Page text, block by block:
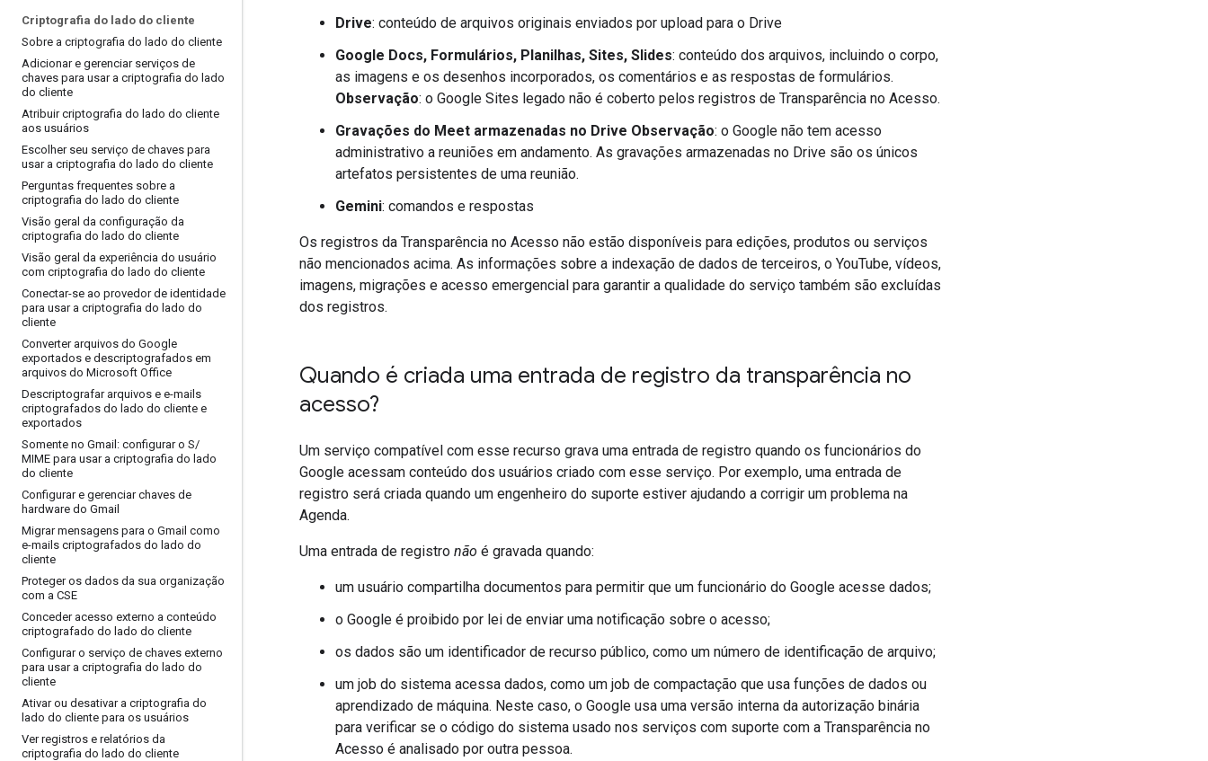
Criptografia do lado do cliente
Sobre a criptografia do lado do cliente
Adicionar e gerenciar serviços de
chaves para usar a criptografia do lado
do cliente
Atribuir criptografia do lado do cliente
aos usuários
Escolher seu serviço de chaves para
usar a criptografia do lado do cliente
Perguntas frequentes sobre a
criptografia do lado do cliente
Visão geral da configuração da
criptografia do lado do cliente
Visão geral da experiência do usuário
com criptografia do lado do cliente
Conectar-se ao provedor de identidade
para usar a criptografia do lado do
cliente
Converter arquivos do Google
exportados e descriptografados em
arquivos do Microsoft Office
Descriptografar arquivos e e-mails
criptografados do lado do cliente e
exportados
Somente no Gmail: configurar o S/
MIME para usar a criptografia do lado
do cliente
Configurar e gerenciar chaves de
hardware do Gmail
Migrar mensagens para o Gmail como
e-mails criptografados do lado do
cliente
Proteger os dados da sua organização
com a CSE
Conceder acesso externo a conteúdo
criptografado do lado do cliente
Configurar o serviço de chaves externo
para usar a criptografia do lado do
cliente
Ativar ou desativar a criptografia do
lado do cliente para os usuários
Ver registros e relatórios da
criptografia do lado do cliente
Drive: conteúdo de arquivos originais enviados por upload para o Drive
Google Docs, Formulários, Planilhas, Sites, Slides: conteúdo dos arquivos, incluindo o corpo,
as imagens e os desenhos incorporados, os comentários e as respostas de formulários.
Observação: o Google Sites legado não é coberto pelos registros de Transparência no Acesso.
Gravações do Meet armazenadas no Drive Observação: o Google não tem acesso
administrativo a reuniões em andamento. As gravações armazenadas no Drive são os únicos
artefatos persistentes de uma reunião.
Gemini: comandos e respostas
Os registros da Transparência no Acesso não estão disponíveis para edições, produtos ou serviços
não mencionados acima. As informações sobre a indexação de dados de terceiros, o YouTube, vídeos,
imagens, migrações e acesso emergencial para garantir a qualidade do serviço também são excluídas
dos registros.
Quando é criada uma entrada de registro da transparência no
acesso?
Um serviço compatível com esse recurso grava uma entrada de registro quando os funcionários do
Google acessam conteúdo dos usuários criado com esse serviço. Por exemplo, uma entrada de
registro será criada quando um engenheiro do suporte estiver ajudando a corrigir um problema na
Agenda.
Uma entrada de registro não é gravada quando:
um usuário compartilha documentos para permitir que um funcionário do Google acesse dados;
o Google é proibido por lei de enviar uma notificação sobre o acesso;
os dados são um identificador de recurso público, como um número de identificação de arquivo;
um job do sistema acessa dados, como um job de compactação que usa funções de dados ou
aprendizado de máquina. Neste caso, o Google usa uma versão interna da autorização binária
para verificar se o código do sistema usado nos serviços com suporte com a Transparência no
Acesso é analisado por outra pessoa.